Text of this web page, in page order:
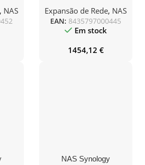
, NAS
Bahías 3.5″- 2.5″/ 2GB
DDR4/ 16TB/ Formato
Torre
Expansão de Rede, NAS
EAN: 8435797000445
Em stock
1454,12 €
NAS Synology